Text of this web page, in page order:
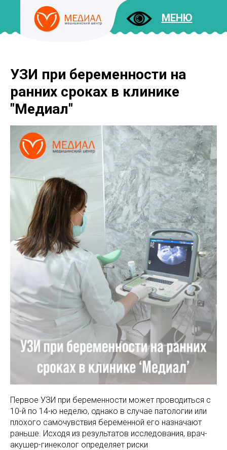
МЕДИЦИНСКИЙ
ЦЕНТР
МАМАМ ПАПАМ ДЕТЯМ ГРАФИК
МЕНЮ
RUS
ENG
ОТЗЫВЫ
ДОКУМЕНТЫ
УЗИ при беременности на
ранних сроках в клинике
"Медиал"
Первое УЗИ при беременности может проводиться с
10-й по 14-ю неделю, однако в случае патологии или
плохого самочувствия беременной его назначают
раньше. Исходя из результатов исследования, врач-
акушер-гинеколог определяет риски